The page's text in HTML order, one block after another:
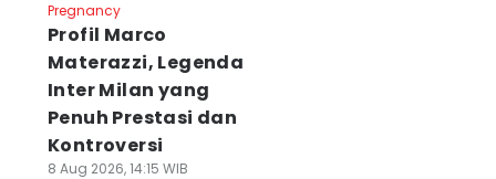
Pregnancy
Profil Marco
Materazzi, Legenda
Inter Milan yang
Penuh Prestasi dan
Kontroversi
8 Aug 2026, 14:15 WIB